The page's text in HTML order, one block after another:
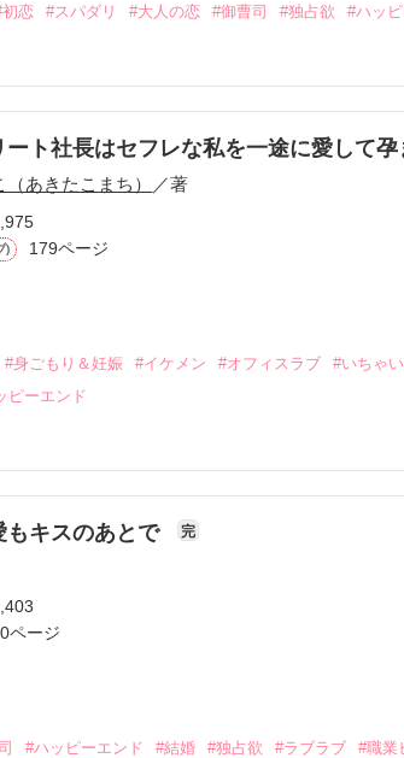
初恋 #スパダリ #大人の恋 #御曹司 #独占欲 #ハッ
人の関係は壊れてしまう。
親の離婚によって
離れになった。
た。
平は
カー被害に
してきて――。
ート社長はセフレな私を一途に愛して孕
あきたこまち） ／著
) 179ページ
#身ごもり＆妊娠 #イケメン #オフィスラブ
#いちゃ
ピーエンド
イトした美青年と再会。なんと彼の正体は、とあ
新進気鋭の実業家、社内でも冷徹だと評判な社長
じられた美桜は、猫の世話を口実にしばしば呼び
もキスのあとで 完
ページ
#ハッピーエンド #結婚 #独占欲 #ラブラブ #職業